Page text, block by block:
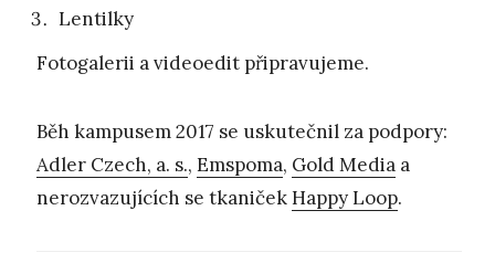
Lentilky
Fotogalerii a videoedit připravujeme.
Běh kampusem 2017 se uskutečnil za podpory:
Adler Czech, a. s., Emspoma, Gold Media a
nerozvazujících se tkaničekHappy Loop.